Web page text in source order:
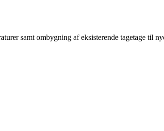
samt ombygning af eksisterende tagetage til